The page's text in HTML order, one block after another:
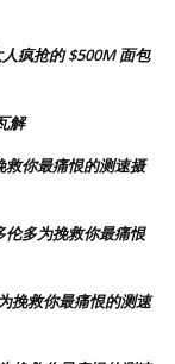
疯抢的 $500M 面包
解
救你最痛恨的测速摄
伦多为挽救你最痛恨
挽救你最痛恨的测速